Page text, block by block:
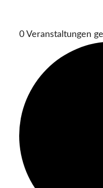
0 Veranstaltungen